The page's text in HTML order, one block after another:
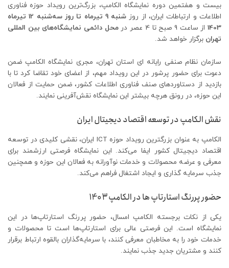
بیست و هفتمین دوره نمایشگاه الکامپ، بزرگ‌ترین رویداد حوزه فناوری
اطلاعات و ارتباطات ایران، از روز
شنبه 9 تیرماه تا روز سه‌شنبه 12 تیرماه
1403از ساعت 9 صبح تا 4 عصر در
محل دائمی نمایشگاه‌های بین المللی
تهران برگزار خواهد شد.
سازمان نظام صنفی رایانه ای استان تهران، مجری نمایشگاه الکامپ ضمن
دعوت برای حضور پرشور در این رویداد مهم، از اعضای خود تقاضا کرد تا با
بازدید از دستاوردهای صنف فناوری اطلاعات کشور، ضمن حمایت از فعالان
این حوزه، در رونق هرچه بیشتر این نمایشگاه نقش‌آفرینی نمایند.
نقش الکامپ در توسعه اقتصاد دیجیتال ایران
الکامپ به عنوان بزرگترین رویداد حوزه ICT ایران، نقشی کلیدی در توسعه
اقتصاد دیجیتال کشور ایفا می‌کند. این نمایشگاه فرصتی ارزشمند برای
معرفی و عرضه محصولات و خدمات نوآورانه به فعالان این حوزه و همچنین
جذب سرمایه گذاری و ایجاد اشتغال فراهم می‌کند.
حضور پررنگ استارتاپ ها در الکامپ 1403
یکی از نکات برجسته الکامپ امسال، حضور پررنگ استارتاپ‌ها در این
نمایشگاه است. این فرصتی عالی برای استارتاپ‌ها است تا محصولات و
خدمات خود را به مخاطبان معرفی کنند، با سرمایه‌گذاران بالقوه ارتباط برقرار
کنند و مشتریان جدید جذب نمایند.